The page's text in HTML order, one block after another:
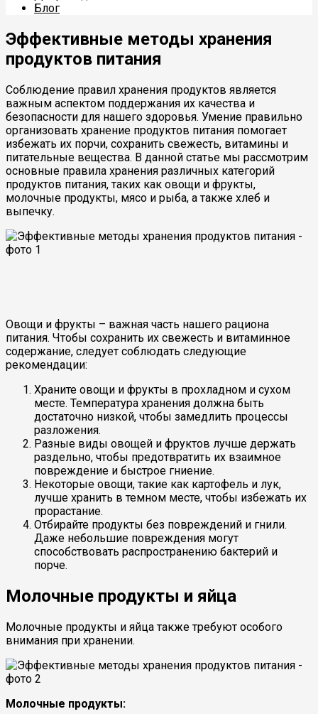
Блог
Эффективные методы хранения
продуктов питания
Соблюдение правил хранения продуктов является
важным аспектом поддержания их качества и
безопасности для нашего здоровья. Умение правильно
организовать хранение продуктов питания помогает
избежать их порчи, сохранить свежесть, витамины и
питательные вещества. В данной статье мы рассмотрим
основные правила хранения различных категорий
продуктов питания, таких как овощи и фрукты,
молочные продукты, мясо и рыба, а также хлеб и
выпечку.
Овощи и фрукты – важная часть нашего рациона
питания. Чтобы сохранить их свежесть и витаминное
содержание, следует соблюдать следующие
рекомендации:
Храните овощи и фрукты в прохладном и сухом
месте. Температура хранения должна быть
достаточно низкой, чтобы замедлить процессы
разложения.
Разные виды овощей и фруктов лучше держать
раздельно, чтобы предотвратить их взаимное
повреждение и быстрое гниение.
Некоторые овощи, такие как картофель и лук,
лучше хранить в темном месте, чтобы избежать их
прорастание.
Отбирайте продукты без повреждений и гнили.
Даже небольшие повреждения могут
способствовать распространению бактерий и
порче.
Молочные продукты и яйца
Молочные продукты и яйца также требуют особого
внимания при хранении.
Молочные продукты: